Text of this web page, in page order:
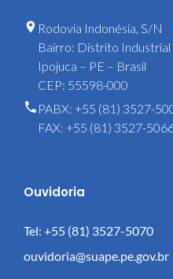
Rodovia Indonésia, S/N
Bairro: Distrito Industrial
Ipojuca – PE – Brasil
CEP: 55598-000
PABX: +55 (81) 3527-
FAX: +55 (81) 3527-
Ouvidoria
Tel: +55 (81) 3527-5070
ouvidoria@suape.pe.gov.br